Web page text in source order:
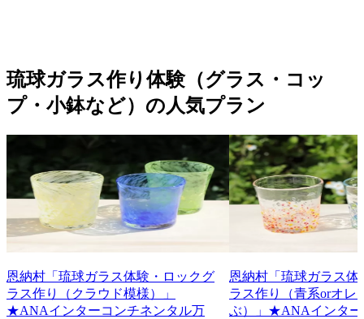
琉球ガラス作り体験（グラス・コッ
プ・小鉢など）の人気プラン
恩納村「琉球ガラス体験・ロックグ
ラス作り（クラウド模様）」
★ANAインターコンチネンタル万
恩納村「琉球ガラス体
ラス作り（青系orオレ
ぶ）」★ANAインター